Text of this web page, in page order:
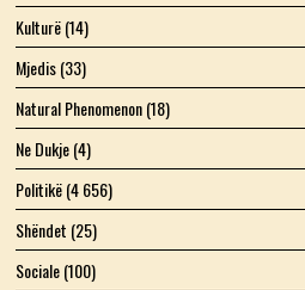
Kulturë(14)
Mjedis(33)
Natural Phenomenon(18)
Ne Dukje(4)
Politikë(4 656)
Shëndet (25)
Sociale(100)